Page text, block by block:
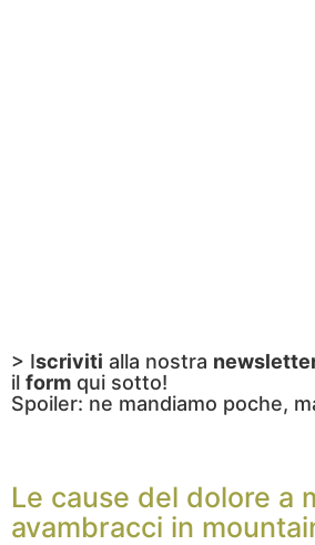
> Iscriviti alla nostra
il form qui sotto!
Spoiler: ne mandiamo poche,
Le cause del dolore a
avambracci in